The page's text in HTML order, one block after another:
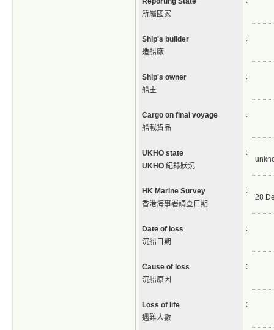
所屬國家
Ship's builder
造船廠
:
Ship's owner
船主
:
Cargo on final voyage
船載貨品
:
UKHO state
UKHO 紀錄狀況
:
HK Marine Survey
香港海事署調查日期
:
28
Date of loss
沉船日期
:
Cause of loss
沉船原因
:
Loss of life
遇難人數
: